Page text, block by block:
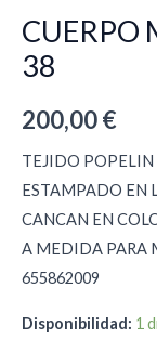
CUERPO
38
200,00€
TEJIDO POPELIN
ESTAMPADO EN
CANCAN EN
A MEDIDA PARA
655862009
Disponibilidad: 1